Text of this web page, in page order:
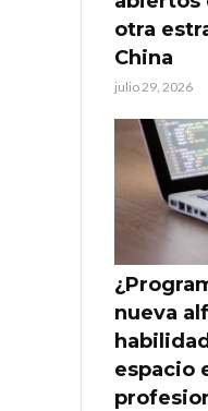
otra
China
julio 29, 2026
nueva
espacio